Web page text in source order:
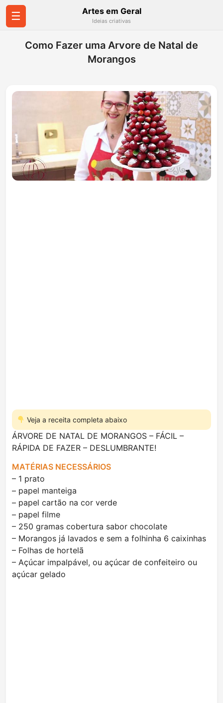
☰ Artes em Geral
Ideias criativas
Como Fazer uma Arvore de Natal de
Morangos
Veja a receita completa abaixo
ÁRVORE DE NATAL DE MORANGOS – FÁCIL –
RÁPIDA DE FAZER – DESLUMBRANTE!
MATÉRIAS NECESSÁRIOS
– 1 prato
– papel manteiga
– papel cartão na cor verde
– papel filme
– 250 gramas cobertura sabor chocolate
– Morangos já lavados e sem a folhinha 6 caixinhas
– Folhas de hortelã
– Açúcar impalpável, ou açúcar de confeiteiro ou
açúcar gelado